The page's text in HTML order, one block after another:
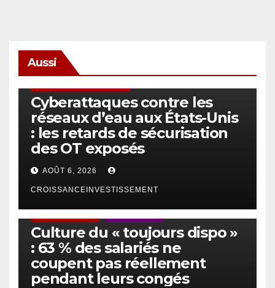
Aussi
Cyberattaques contre les
réseaux d’eau aux États-Unis
: les retards de sécurisation
des OT exposés
AOÛT 6, 2026
CROISSANCEINVESTISSEMENT
Culture du « toujours dispo »
: 63 % des salariés ne
coupent pas réellement
pendant leurs congés